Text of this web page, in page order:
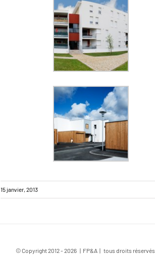
15 janvier, 2013
© Copyright 2012 -2026 | FP&A | tous droits réservés